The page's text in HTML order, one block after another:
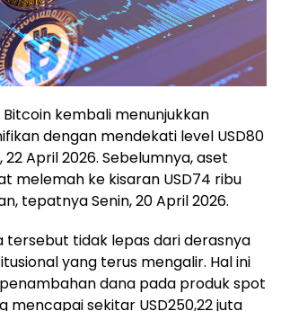
Bitcoin kembali menunjukkan
dengan mendekati level USD80
22 April 2026. Sebelumnya, aset
melemah ke kisaran USD74 ribu
tepatnya Senin, 20 April 2026.
tersebut tidak lepas dari derasnya
yang terus mengalir. Hal ini
dana pada produk spot
mencapai sekitar USD250,22 juta